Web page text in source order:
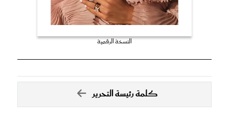
النسخة الرقمية
كلمة رئيسة التحرير